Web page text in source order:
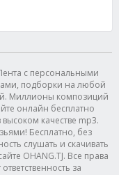
с персональными
подборки на любой
Миллионы композиций
онлайн бесплатно
качестве mp3.
Бесплатно, без
слушать и скачивать
OHANG.TJ. Все права
за